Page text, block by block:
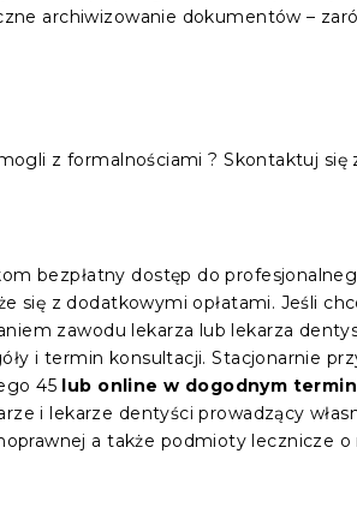
archiwizowanie dokumentów –
z formalnościami ? Skontaktuj się
bezpłatny dostęp do
się z dodatkowymi opłatami. Jeśli
zawodu lekarza lub lekarza
i termin konsultacji. Stacjonarnie
45 lub online w dogodnym
i lekarze dentyści prowadzący
a także podmioty lecznicze o